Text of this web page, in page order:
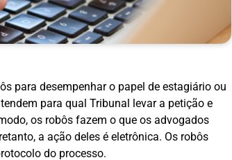
para desempenhar o papel de estagiário ou
para qual Tribunal levar a petição e
os robôs fazem o que os advogados
a ação deles é eletrônica. Os robôs
do processo.